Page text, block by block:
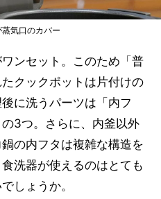
気口のカバー
ンセット。このため「普
クックポットは片付けの
に洗うパーツは「内フ
3つ。さらに、内釜以外
の内フタは複雑な構造を
洗器が使えるのはとても
しょうか。